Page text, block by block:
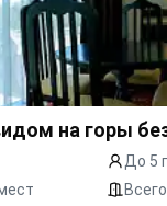
на горы
До 5